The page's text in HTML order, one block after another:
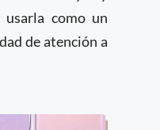
como un
de atención a